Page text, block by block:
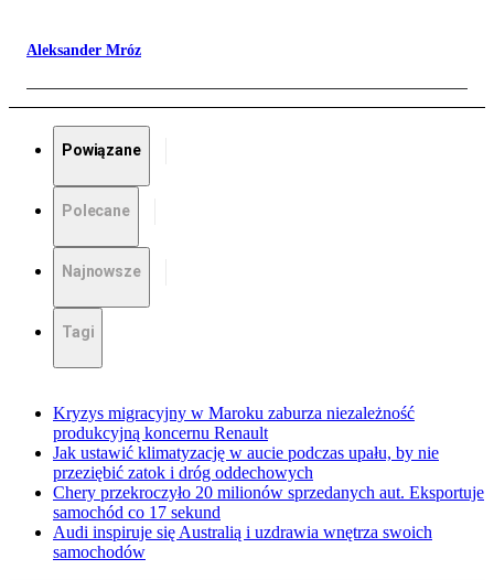
Aleksander Mróz
Powiązane
Polecane
Najnowsze
Tagi
Kryzys migracyjny w Maroku zaburza niezależność
produkcyjną koncernu Renault
Jak ustawić klimatyzację w aucie podczas upału, by nie
przeziębić zatok i dróg oddechowych
Chery przekroczyło 20 milionów sprzedanych aut. Eksportuje
samochód co 17 sekund
Audi inspiruje się Australią i uzdrawia wnętrza swoich
samochodów